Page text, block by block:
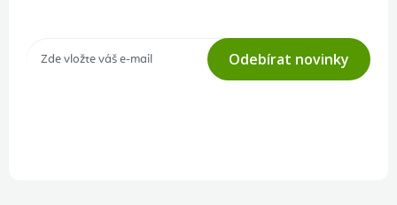
Odebírat novinky